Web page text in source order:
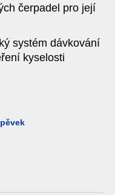
čerpadel pro její
systém dávkování
kyselosti